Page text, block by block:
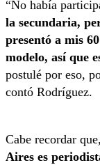
“No había
la secundaria,
presentó a mis
modelo, así que
postulé por eso,
contó Rodríguez.
Cabe recordar que,
Aires es